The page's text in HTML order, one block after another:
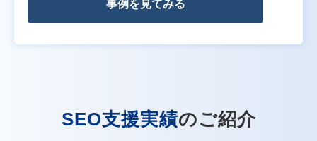
事例を見てみる
SEO支援実績のご紹介